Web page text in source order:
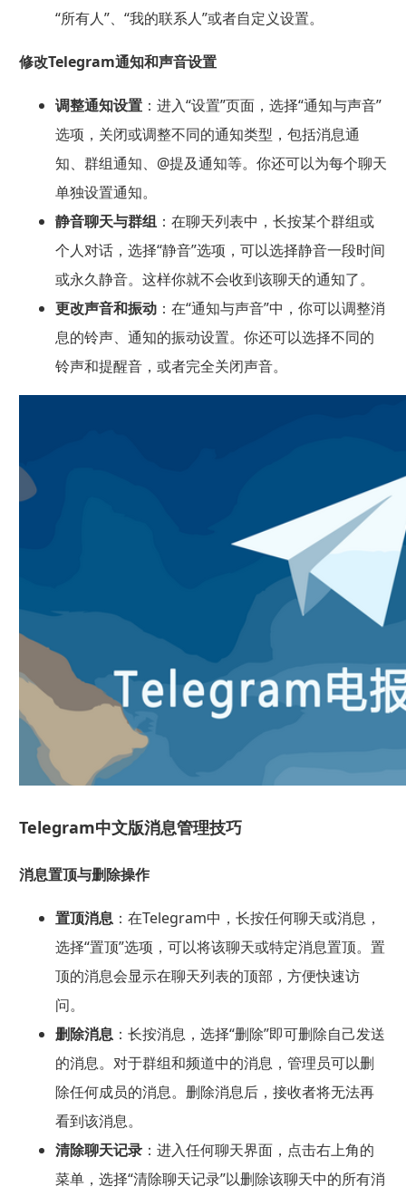
“所有人”、“我的联系人”或者自定义设置。
修改Telegram通知和声音设置
调整通知设置：进入“设置”页面，选择“通知与声音”
选项，关闭或调整不同的通知类型，包括消息通
知、群组通知、@提及通知等。你还可以为每个聊天
单独设置通知。
静音聊天与群组：在聊天列表中，长按某个群组或
个人对话，选择“静音”选项，可以选择静音一段时间
或永久静音。这样你就不会收到该聊天的通知了。
更改声音和振动：在“通知与声音”中，你可以调整消
息的铃声、通知的振动设置。你还可以选择不同的
铃声和提醒音，或者完全关闭声音。
Telegram中文版消息管理技巧
消息置顶与删除操作
置顶消息：在Telegram中，长按任何聊天或消息，
选择“置顶”选项，可以将该聊天或特定消息置顶。置
顶的消息会显示在聊天列表的顶部，方便快速访
问。
删除消息：长按消息，选择“删除”即可删除自己发送
的消息。对于群组和频道中的消息，管理员可以删
除任何成员的消息。删除消息后，接收者将无法再
看到该消息。
清除聊天记录：进入任何聊天界面，点击右上角的
菜单，选择“清除聊天记录”以删除该聊天中的所有消